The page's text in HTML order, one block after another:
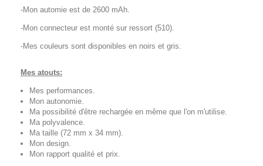
-Mon automie est de 2600 mAh.
-Mon connecteur est monté sur ressort (510).
-Mes couleurs sont disponibles en noirs et gris.
Mes atouts:
Mes performances.
Mon autonomie.
Ma possibilité d'être rechargée en même que l'on m'utilise.
Ma polyvalence.
Ma taille (72 mm x 34 mm).
Mon design.
Mon rapport qualité et prix.